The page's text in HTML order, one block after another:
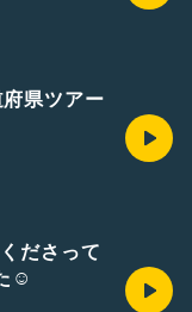
県ツアー
ださって
☺️